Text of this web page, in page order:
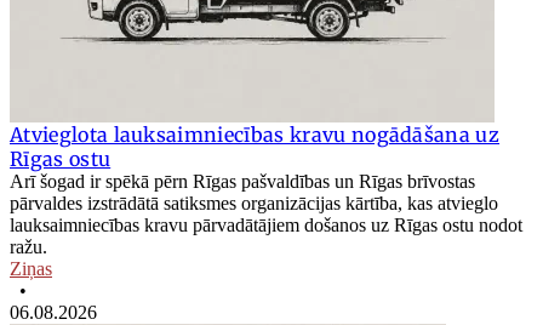
Atvieglota lauksaimniecības kravu nogādāšana uz
Rīgas ostu
Arī šogad ir spēkā pērn Rīgas pašvaldības un Rīgas brīvostas
pārvaldes izstrādātā satiksmes organizācijas kārtība, kas atvieglo
lauksaimniecības kravu pārvadātājiem došanos uz Rīgas ostu nodot
ražu.
Ziņas
•
06.08.2026